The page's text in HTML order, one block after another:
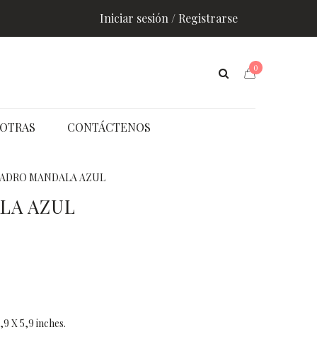
Iniciar sesión / Registrarse
0
CONTÁCTENOS
MANDALA AZUL
AZUL
X 5,9 inches.